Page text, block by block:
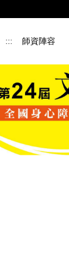
::: 師資陣容